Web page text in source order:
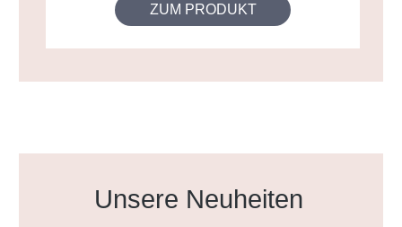
ZUM PRODUKT
Produktgalerie überspringen
Unsere Neuheiten